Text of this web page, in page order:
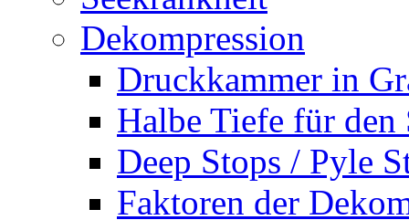
Dekompression
Druckkammer in
Halbe Tiefe für den
Deep Stops / Pyle
Faktoren der